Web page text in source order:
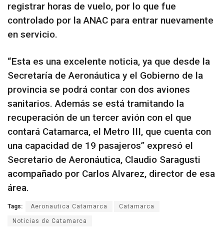
registrar horas de vuelo, por lo que fue
controlado por la ANAC para entrar nuevamente
en servicio.
“Esta es una excelente noticia, ya que desde la
Secretaría de Aeronáutica y el Gobierno de la
provincia se podrá contar con dos aviones
sanitarios. Además se está tramitando la
recuperación de un tercer avión con el que
contará Catamarca, el Metro III, que cuenta con
una capacidad de 19 pasajeros” expresó el
Secretario de Aeronáutica, Claudio Saragusti
acompañado por Carlos Alvarez, director de esa
área.
Tags: Aeronautica Catamarca Catamarca
Noticias de Catamarca